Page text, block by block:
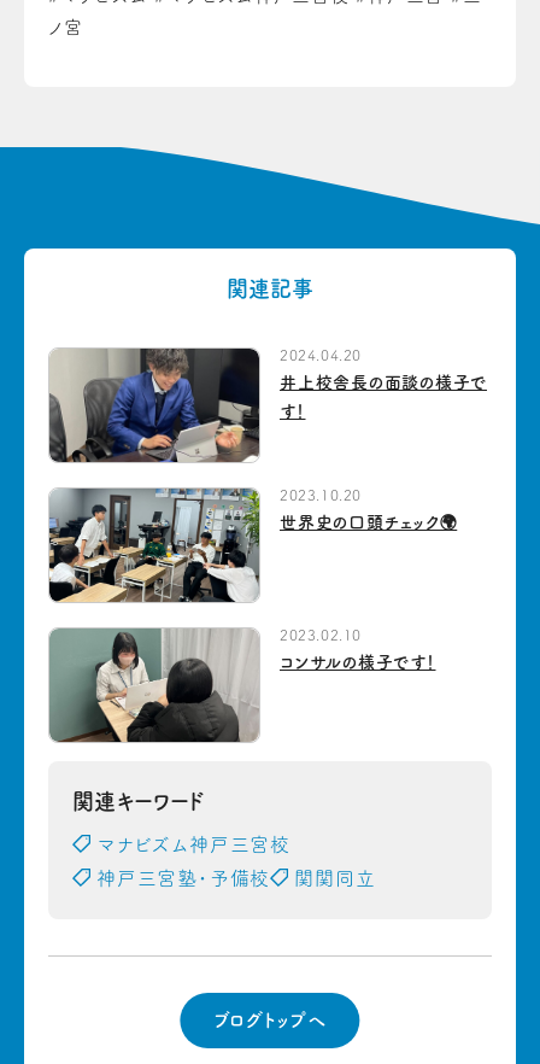
ノ宮
関連記事
2024.04.20
井上校舎長の面談の様子で
す！
2023.10.20
世界史の口頭チェック🌍
2023.02.10
コンサルの様子です！
関連キーワード
マナビズム神戸三宮校
神戸三宮塾・予備校
関関同立
ブログトップへ